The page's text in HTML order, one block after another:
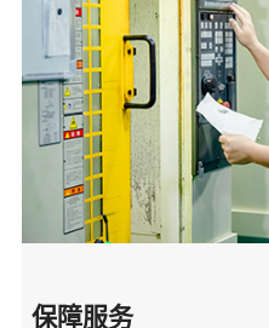
保障服务